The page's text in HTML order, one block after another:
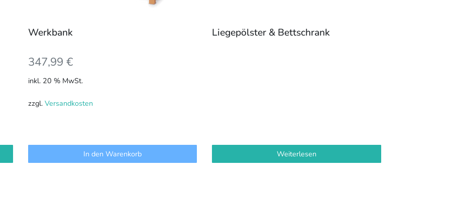
Werkbank
347,99 €
inkl. 20 % MwSt.
zzgl. Versandkosten
In den Warenkorb
Liegepölster & Bettschrank
Weiterlesen